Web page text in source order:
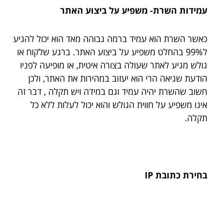
עמידות השרת- משפיע על ביצוע האתר
כאשר השרת הוא עמיד ברמה גבוהה מאד הוא יכול להגיע
ל99% בהחלט משפיע על ביצוע האתר. ברגע שלקוח או
גולש מגיע לאתר שעולה בצורה איטית, או מופיעה לפניו
הודעת שגיאה הרי הוא יעזוב במהירות את האתר, ולכן
חשוב שהשרת יהיה עמיד וגם במידה ויש תקלה , דבר זה
אינו משפיע על חווית הגולש והוא יכול לעלות ללא כל
תקלה.
בחירת כתובת IP